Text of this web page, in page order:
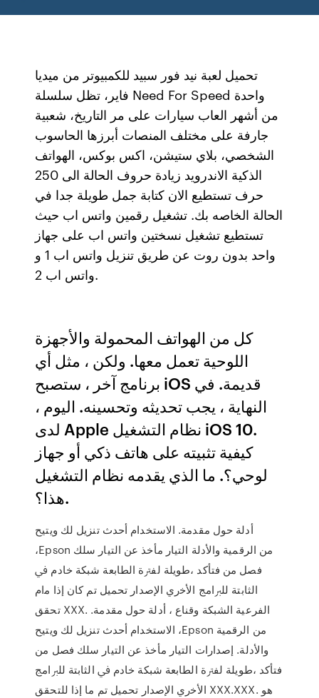
تحميل لعبة نيد فور سبيد للكمبيوتر من ميديا
فاير، تظل سلسلة Need For Speed واحدة
من أشهر العاب سيارات على مر التاريخ، شعبية
جارفة على مختلف المنصات أبرزها الحاسوب
الشخصي، بلاي ستيشن، اكس بوكس، الهواتف
الذكية الاندرويد زيادة حروف الحالة الى 250
حرف تستطيع الان كتابة جمل طويلة جدا في
الحالة الخاصه بك. تشغيل رقمين واتس اب حيث
تستطيع تشغيل نسختين واتس اب على جهاز
واحد بدون روت عن طريق تنزيل واتس اب 1 و
واتس اب 2.
كل من الهواتف المحمولة والأجهزة
اللوحية تعمل معها. ولكن ، مثل أي
برنامج آخر ، ستصبح iOS قديمة. في
النهاية ، يجب تحديثه وتحسينه. اليوم ،
لدى Apple نظام التشغيل iOS 10.
كيفية تثبيته على هاتف ذكي أو جهاز
لوحي؟. ما الذي يقدمه نظام التشغيل
هذا؟.
أدﻟﺔ ﺣﻮل ﻣﻘﺪﻣﺔ. اﻻﺳﺘﺨﺪام أﺣﺪث ﺗﻨﺰﻳﻞ ﻟﻚ وﻳﺘﻴﺢ
،Epson ﻣﻦ اﻟﺮﻗﻤﻴﺔ واﻷدﻟﺔ اﻟﺘﻴﺎر ﻣﺄﺧﺬ ﻋﻦ اﻟﺘﻴﺎر ﺳﻠﻚ
ﻓﺼﻞ ﻣﻦ ﻓﺘﺄﻛﺪ ،ﻃﻮﻳﻠﺔ ﻟﻔﱰة اﻟﻄﺎﺑﻌﺔ ﺷﺒﻜﺔ ﺧﺎدم ﰲ
اﻟﺜﺎﺑﺘﺔ ﻟﻠﱪاﻣﺞ اﻷﺧري اﻹﺻﺪار ﺗﺤﻤﻴﻞ ﺗﻢ ﻛﺎن إذا ﻣام
ﺗﺤﻘﻖ XXX. اﻟﻔﺮﻋﻴﺔ اﻟﺸﺒﻜﺔ وﻗﻨﺎع ، أدﻟﺔ ﺣﻮل ﻣﻘﺪﻣﺔ.
اﻻﺳﺘﺨﺪام أﺣﺪث ﺗﻨﺰﻳﻞ ﻟﻚ وﻳﺘﻴﺢ ،Epson ﻣﻦ اﻟﺮﻗﻤﻴﺔ
واﻷدﻟﺔ. إﺻﺪارات اﻟﺘﻴﺎر ﻣﺄﺧﺬ ﻋﻦ اﻟﺘﻴﺎر ﺳﻠﻚ ﻓﺼﻞ ﻣﻦ
ﻓﺘﺄﻛﺪ ،ﻃﻮﻳﻠﺔ ﻟﻔﱰة اﻟﻄﺎﺑﻌﺔ ﺷﺒﻜﺔ ﺧﺎدم ﰲ اﻟﺜﺎﺑﺘﺔ ﻟﻠﱪاﻣﺞ
اﻷﺧري اﻹﺻﺪار ﺗﺤﻤﻴﻞ ﺗﻢ ﻣﺎ إذا ﻟﻠﺘﺤﻘﻖ XXX.XXX. ﻫﻮ